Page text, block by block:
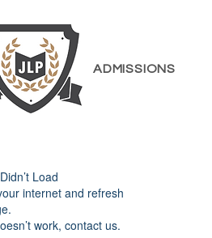
ADMISSIONS
Load
internet and refresh
work, contact us.